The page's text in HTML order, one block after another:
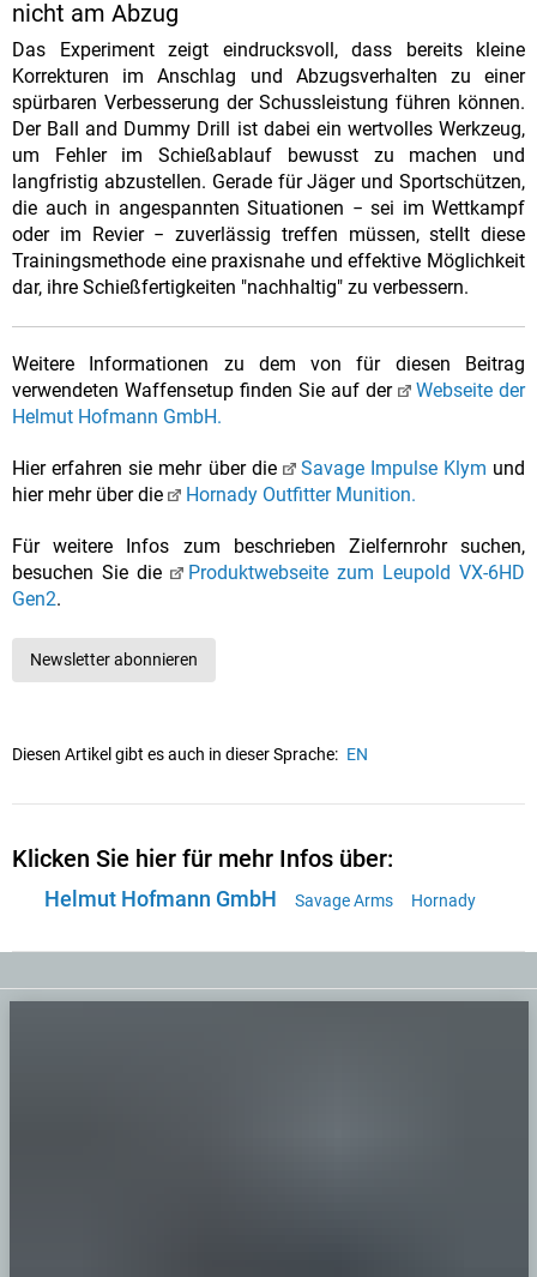
nicht am Abzug
Das Experiment zeigt eindrucksvoll, dass bereits kleine
Korrekturen im Anschlag und Abzugsverhalten zu einer
spürbaren Verbesserung der Schussleistung führen können.
Der Ball and Dummy Drill ist dabei ein wertvolles Werkzeug,
um Fehler im Schießablauf bewusst zu machen und
langfristig abzustellen. Gerade für Jäger und Sportschützen,
die auch in angespannten Situationen − sei im Wettkampf
oder im Revier − zuverlässig treffen müssen, stellt diese
Trainingsmethode eine praxisnahe und effektive Möglichkeit
dar, ihre Schießfertigkeiten "nachhaltig" zu verbessern.
Weitere Informationen zu dem von für diesen Beitrag
verwendeten Waffensetup finden Sie auf der
Webseite der
Helmut Hofmann GmbH.
Hier erfahren sie mehr über die Savage Impulse Klym und
hier mehr über die
Hornady Outfitter Munition.
Für weitere Infos zum beschrieben Zielfernrohr suchen,
besuchen Sie die
Produktwebseite zum Leupold VX-6HD
Gen2.
Newsletter abonnieren
Diesen Artikel gibt es auch in dieser Sprache: EN
Klicken Sie hier für mehr Infos über:
Helmut Hofmann GmbH Savage Arms Hornady